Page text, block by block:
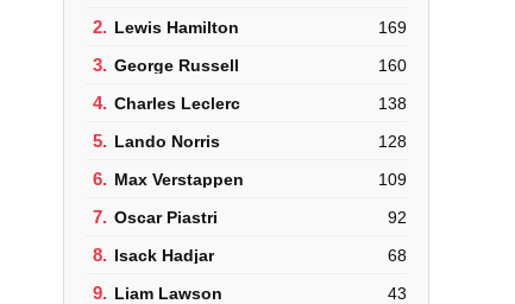
2. Lewis Hamilton 169
3. George Russell 160
4. Charles Leclerc 138
5. Lando Norris 128
6. Max Verstappen 109
7. Oscar Piastri 92
8. Isack Hadjar 68
9. Liam Lawson 43